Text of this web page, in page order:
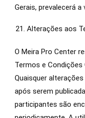
Gerais, prevalecerá
Alterações aos
O Meira Pro Center
Termos e Condições
Quaisquer
após serem
participantes são